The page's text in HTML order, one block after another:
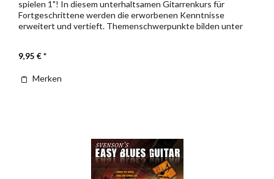
spielen 1"! In diesem unterhaltsamen Gitarrenkurs für
Fortgeschrittene werden die erworbenen Kenntnisse
erweitert und vertieft. Themenschwerpunkte bilden unter
9,95 € *
Merken